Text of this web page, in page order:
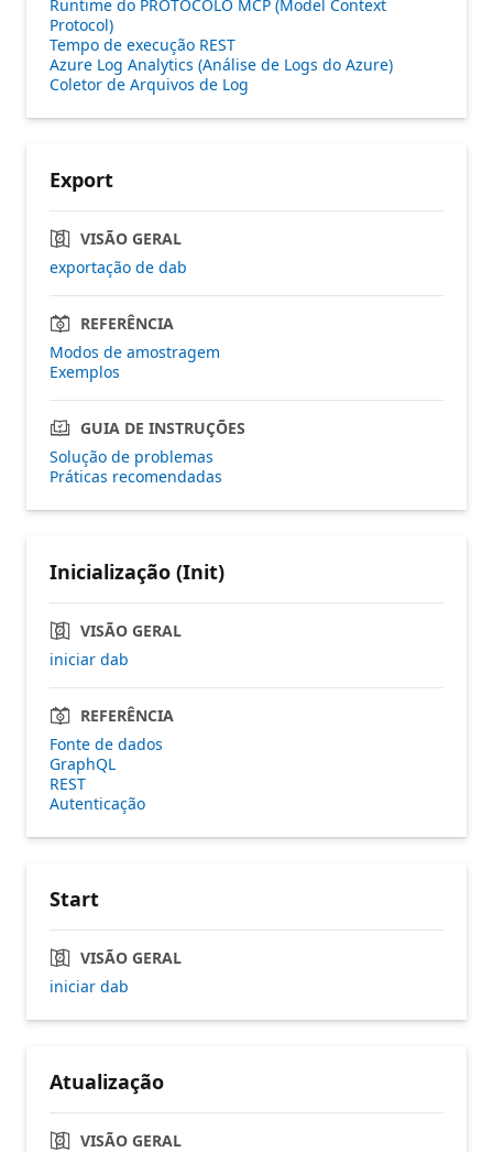
Runtime do PROTOCOLO MCP (Model Context
Protocol)
Tempo de execução REST
Azure Log Analytics (Análise de Logs do Azure)
Coletor de Arquivos de Log
Export
VISÃO GERAL
exportação de dab
REFERÊNCIA
Modos de amostragem
Exemplos
GUIA DE INSTRUÇÕES
Solução de problemas
Práticas recomendadas
Inicialização (Init)
VISÃO GERAL
iniciar dab
REFERÊNCIA
Fonte de dados
GraphQL
REST
Autenticação
Start
VISÃO GERAL
iniciar dab
Atualização
VISÃO GERAL